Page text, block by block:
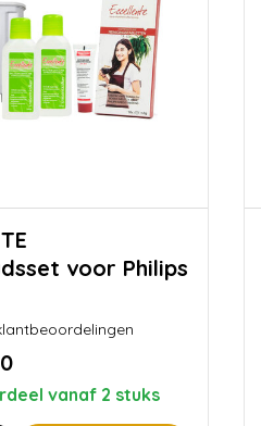
voor Philips
vanaf 2 stuks